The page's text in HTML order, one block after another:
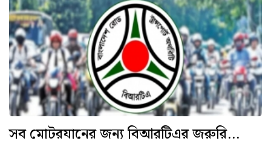
সব মোটরযানের জন্য বিআরটিএর জরুরি...